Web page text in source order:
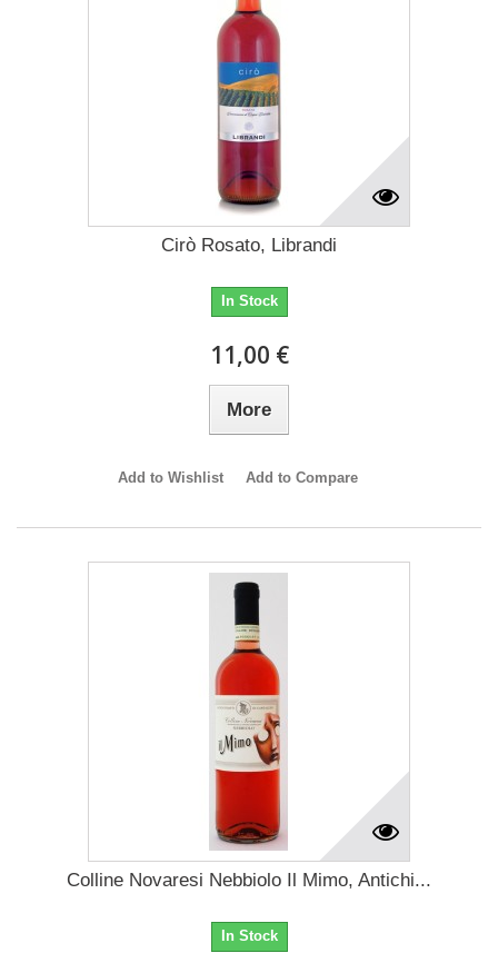
Cirò Rosato, Librandi
In Stock
11,00 €
More
Add to Wishlist Add to Compare
Colline Novaresi Nebbiolo Il Mimo, Antichi...
In Stock